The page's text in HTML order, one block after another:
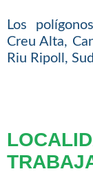
Los
Creu Alta,
Riu Ripoll,